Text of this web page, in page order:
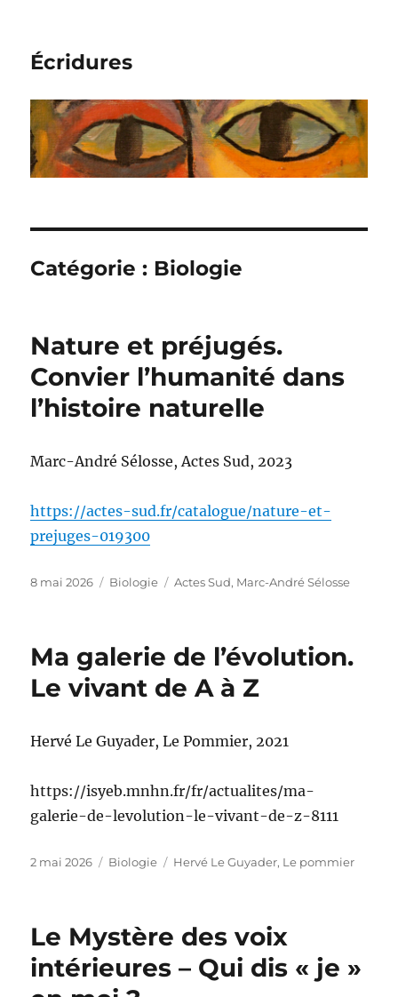
Écridures
Catégorie : Biologie
Nature et préjugés.
Convier l’humanité dans
l’histoire naturelle
Marc-André Sélosse, Actes Sud, 2023
https://actes-sud.fr/catalogue/nature-et-
prejuges-019300
Publié
8 mai 2026 Catégories
Biologie Étiquettes
Actes Sud, Marc-André Sélosse
Ma galerie de l’évolution.
Le vivant de A à Z
Hervé Le Guyader, Le Pommier, 2021
https://isyeb.mnhn.fr/fr/actualites/ma-
galerie-de-levolution-le-vivant-de-z-8111
Publié
2 mai 2026 Catégories
Biologie Étiquettes
Hervé Le Guyader, Le pommier
Le Mystère des voix
intérieures – Qui dis « je »